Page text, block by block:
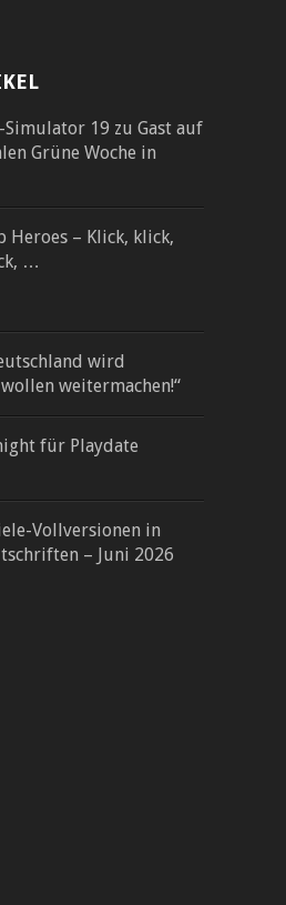
19 zu Gast auf
Grüne Woche in
Heroes – Klick, klick,
…
wird
weitermachen!“
für Playdate
Vollversionen in
– Juni 2026